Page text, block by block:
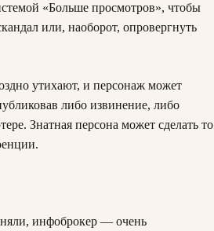
«Больше просмотров», чтобы
или, наоборот, опровергнуть
утихают, и персонаж может
либо извинение, либо
Знатная персона может сделать то
инфоброкер — очень